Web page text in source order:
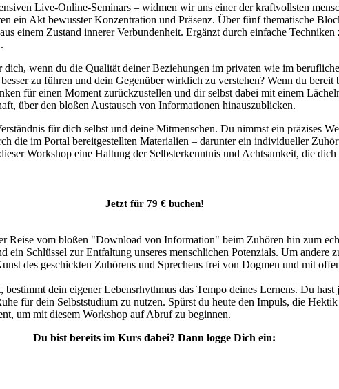
Live-Online-Seminars – widmen wir uns einer der kraftvollsten
ein Akt bewusster Konzentration und Präsenz. Über fünf thematische
einem Zustand innerer Verbundenheit. Ergänzt durch einfache
wenn du die Qualität deiner Beziehungen im privaten wie im
zu führen und dein Gegenüber wirklich zu verstehen? Wenn du
für einen Moment zurückzustellen und dir selbst dabei mit einem
über den bloßen Austausch von Informationen hinauszublicken.
für dich selbst und deine Mitmenschen. Du nimmst ein präzises
die im Portal bereitgestellten Materialien – darunter ein individueller
Workshop eine Haltung der Selbsterkenntnis und Achtsamkeit, die
Jetzt für 79 € buchen!
Reise vom bloßen "Download von Information" beim Zuhören hin zum
Schlüssel zur Entfaltung unseres menschlichen Potenzials. Um andere
des geschickten Zuhörens und Sprechens frei von Dogmen und mit
bestimmt dein eigener Lebensrhythmus das Tempo deines Lernens. Du
für dein Selbststudium zu nutzen. Spürst du heute den Impuls, die
um mit diesem Workshop auf Abruf zu beginnen.
Du bist bereits im Kurs dabei? Dann logge Dich ein: